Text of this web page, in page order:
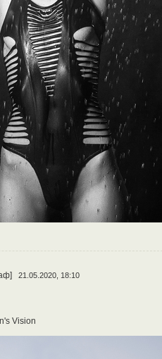
21.05.2020, 18:10
Vision